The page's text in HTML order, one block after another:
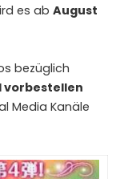
es ab August
bezüglich
vorbestellen
Media Kanäle